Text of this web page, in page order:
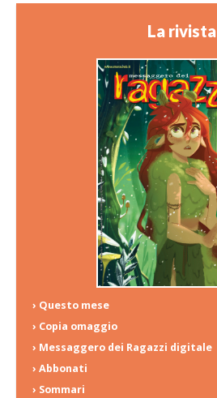
La rivista
› Questo mese
› Copia omaggio
› Messaggero dei Ragazzi digitale
› Abbonati
› Sommari